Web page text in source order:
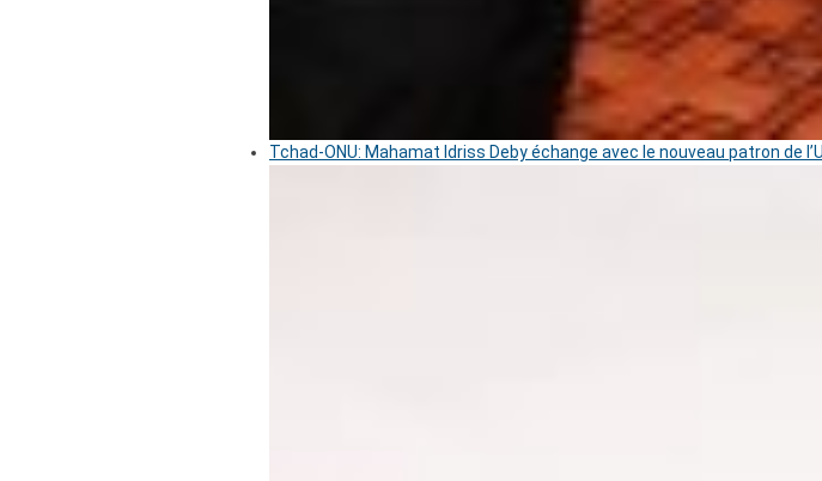
Tchad-ONU: Mahamat Idriss Deby échange avec le nouveau patron de